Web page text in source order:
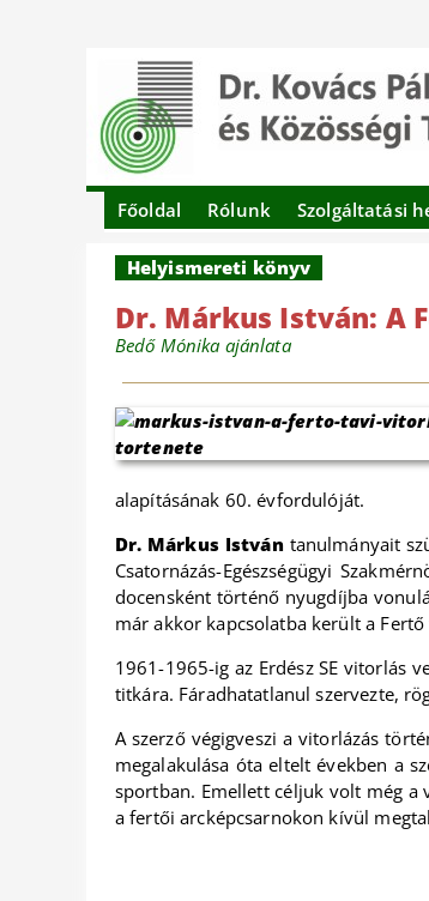
Főoldal Rólunk Szolgáltatási
Helyismereti könyv
Dr. Márkus István: A
Bedő Mónika ajánlata
alapításának 60. évfordulóját.
Dr. Márkus Istvántanulmányait
Csatornázás-Egészségügyi
docensként történő nyugdíjba
már akkor kapcsolatba került a
1961-1965-ig az Erdész SE vitorlás
titkára. Fáradhatatlanul szervezte,
A szerző végigveszi a vitorlázás
megalakulása óta eltelt években a
sportban. Emellett céljuk volt még a
a fertői arcképcsarnokon kívül